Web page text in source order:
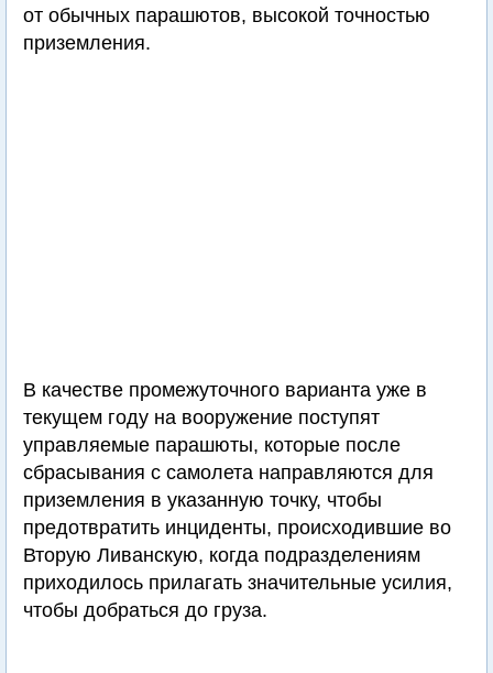
от обычных парашютов, высокой точностью
приземления.
В качестве промежуточного варианта уже в
текущем году на вооружение поступят
управляемые парашюты, которые после
сбрасывания с самолета направляются для
приземления в указанную точку, чтобы
предотвратить инциденты, происходившие во
Вторую Ливанскую, когда подразделениям
приходилось прилагать значительные усилия,
чтобы добраться до груза.